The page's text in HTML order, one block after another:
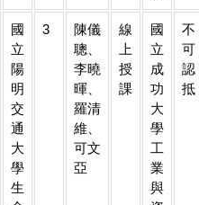
國
立
陽
明
交
通
大
學
生
3
陳儀
聰、
李曉
暉、
羅清
維、
可文
亞
線
上
授
課
國
立
成
功
大
學
工
業
與
不
可
認
抵